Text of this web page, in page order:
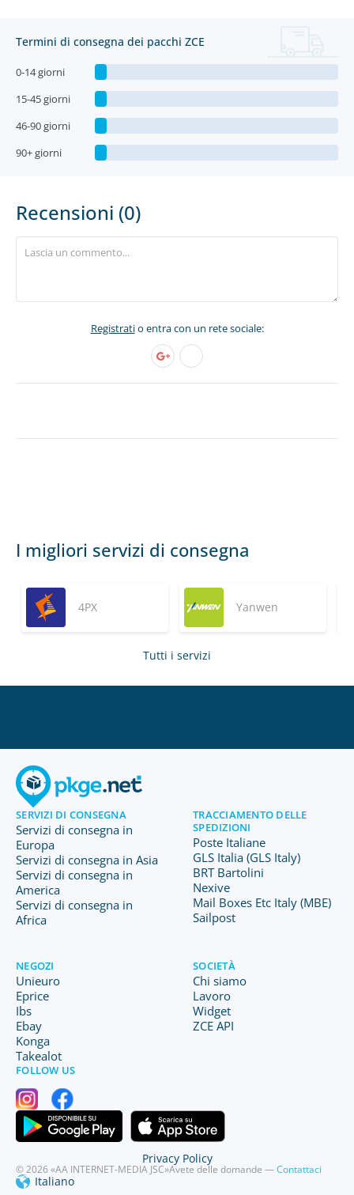
Termini di consegna dei pacchi ZCE
0-14 giorni
15-45 giorni
46-90 giorni
90+ giorni
Recensioni (0)
Registratio entra con un rete sociale:
I migliori servizi di consegna
4PX Yanwen
Tutti i servizi
SERVIZI DI CONSEGNA
Servizi di consegna in
Europa
Servizi di consegna in Asia
Servizi di consegna in
America
Servizi di consegna in
Africa
TRACCIAMENTO DELLE
SPEDIZIONI
Poste Italiane
GLS Italia (GLS Italy)
BRT Bartolini
Nexive
Mail Boxes Etc Italy (MBE)
Sailpost
NEGOZI
Unieuro
Eprice
Ibs
Ebay
Konga
Takealot
SOCIETÀ
Chi siamo
Lavoro
Widget
ZCE API
FOLLOW US
© 2026 «AA INTERNET-MEDIA JSC»Avete delle domande —Contattaci
Italiano
Privacy Policy